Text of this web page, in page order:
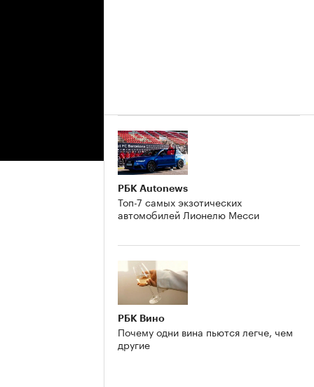
РБК Autonews
Топ-7 самых экзотических
автомобилей Лионелю Месси
РБК Вино
Почему одни вина пьются легче, чем
другие